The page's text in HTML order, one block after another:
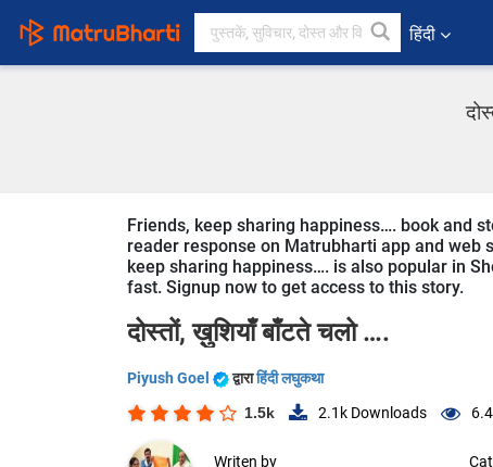
हिंदी
Friends, keep sharing happiness…. book and
reader response on Matrubharti app and
keep sharing happiness…. is also popular in
fast. Signup now to get access to this story.
दोस्तों, ख़ुशियाँ बाँटते चलो ….
Piyush Goel द्वाराहिंदी लघुकथा
1.5k 2.1k Downloads
Writen by